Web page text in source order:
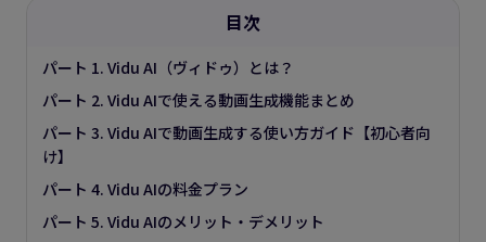
目次
パート 1. Vidu AI（ヴィドゥ）とは？
パート 2. Vidu AIで使える動画生成機能まとめ
パート 3. Vidu AIで動画生成する使い方ガイド【初心者向
け】
パート 4. Vidu AIの料金プラン
パート 5. Vidu AIのメリット・デメリット